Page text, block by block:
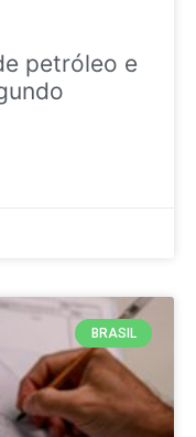
petróleo e
BRASIL